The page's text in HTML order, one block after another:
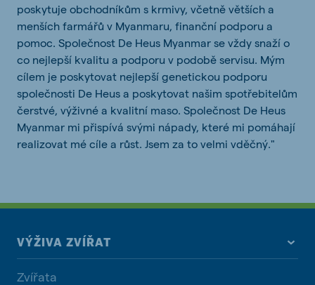
poskytuje obchodníkům s krmivy, včetně větších a
menších farmářů v Myanmaru, finanční podporu a
pomoc. Společnost De Heus Myanmar se vždy snaží o
co nejlepší kvalitu a podporu v podobě servisu. Mým
cílem je poskytovat nejlepší genetickou podporu
společnosti De Heus a poskytovat našim spotřebitelům
čerstvé, výživné a kvalitní maso. Společnost De Heus
Myanmar mi přispívá svými nápady, které mi pomáhají
realizovat mé cíle a růst. Jsem za to velmi vděčný."
VÝŽIVA ZVÍŘAT
Zvířata